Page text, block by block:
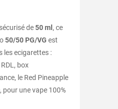
de50 ml , ce
50/50 PG/VG est
les ecigarettes :
box
le Red Pineapple
une vape 100%